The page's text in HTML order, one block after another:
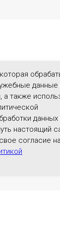
данные
а также
данных
настоящий
согласие на
допуска СРО
от 18.07.2009
на 12
суммой
взноса